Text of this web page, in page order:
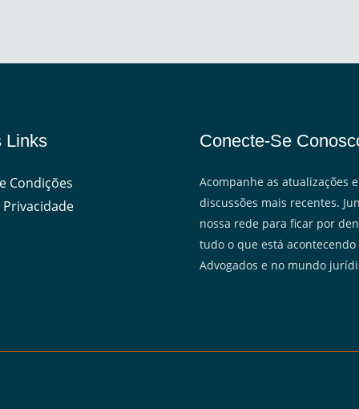
Links
Condições
Conecte-Se
Acompanhe as atualizações e
discussões mais recentes.
nossa rede para ficar por
tudo o que está acontecendo
Advogados e no mundo